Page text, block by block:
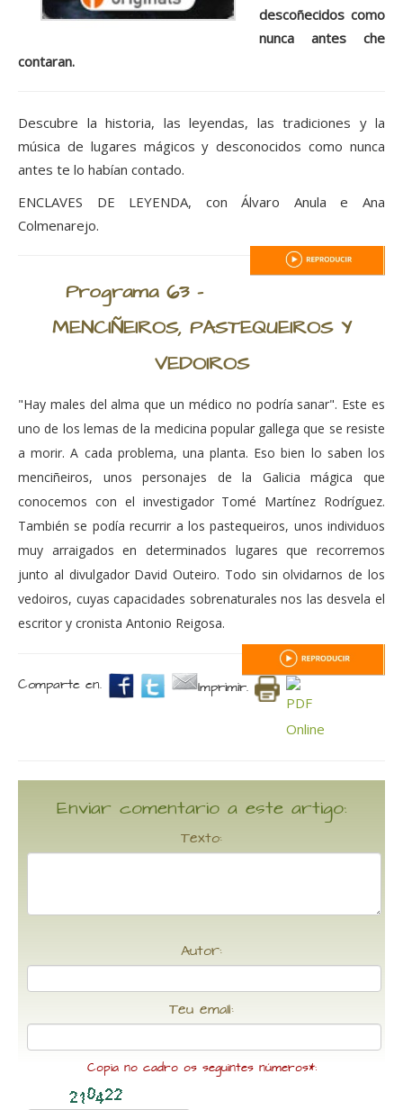
descoñecidos como
nunca antes che
contaran.
Descubre la historia, las leyendas, las tradiciones y la
música de lugares mágicos y desconocidos como nunca
antes te lo habían contado.
ENCLAVES DE LEYENDA, con Álvaro Anula e Ana
Colmenarejo.
Programa 63 -
MENCIÑEIROS, PASTEQUEIROS Y
VEDOIROS
"Hay males del alma que un médico no podría sanar". Este es
uno de los lemas de la medicina popular gallega que se resiste
a morir. A cada problema, una planta. Eso bien lo saben los
menciñeiros, unos personajes de la Galicia mágica que
conocemos con el investigador Tomé Martínez Rodríguez.
También se podía recurrir a los pastequeiros, unos individuos
muy arraigados en determinados lugares que recorremos
junto al divulgador David Outeiro. Todo sin olvidarnos de los
vedoiros, cuyas capacidades sobrenaturales nos las desvela el
escritor y cronista Antonio Reigosa.
Comparte en. Imprimir.
Enviar comentario a este artigo:
Texto:
Autor:
Teu email:
Copia no cadro os seguintes números*: